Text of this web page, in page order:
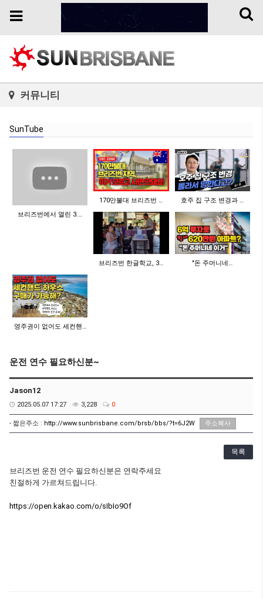
Toggle
Toggle
커뮤니티
SunTube
브리즈번에서 열린 3.…
170만불대 브리즈번 … 호주 집 구조 변경과 …
브리즈번 한글학교, 3… "돈 주머니네…
영주권이 없어도 세컨핸…
운전 연수 필요하신분~
Jason12
2025.05.07 17:27 3,228 0
- 짧은주소 : http://www.sunbrisbane.com/brsb/bbs/?t=6J2W 주소복사
목록
브리즈번 운전 연수 필요하신분은 연락주세요
친절하게 가르쳐드립니다.
https://open.kakao.com/o/sIbIo9Of